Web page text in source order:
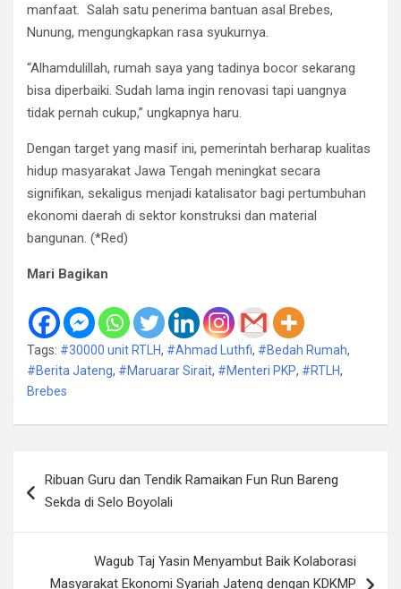
manfaat. Salah satu penerima bantuan asal Brebes,
Nunung, mengungkapkan rasa syukurnya.
“Alhamdulillah, rumah saya yang tadinya bocor sekarang
bisa diperbaiki. Sudah lama ingin renovasi tapi uangnya
tidak pernah cukup,” ungkapnya haru.
​Dengan target yang masif ini, pemerintah berharap kualitas
hidup masyarakat Jawa Tengah meningkat secara
signifikan, sekaligus menjadi katalisator bagi pertumbuhan
ekonomi daerah di sektor konstruksi dan material
bangunan. (*Red)
Mari Bagikan
Tags: #30000 unit RTLH, #Ahmad Luthfi, #Bedah Rumah,
#Berita Jateng, #Maruarar Sirait, #Menteri PKP, #RTLH,
Brebes
posRibuan Guru dan Tendik Ramaikan Fun Run Bareng
Sekda di Selo Boyolali
Wagub Taj Yasin Menyambut Baik Kolaborasi
Masyarakat Ekonomi Syariah Jateng dengan KDKMP